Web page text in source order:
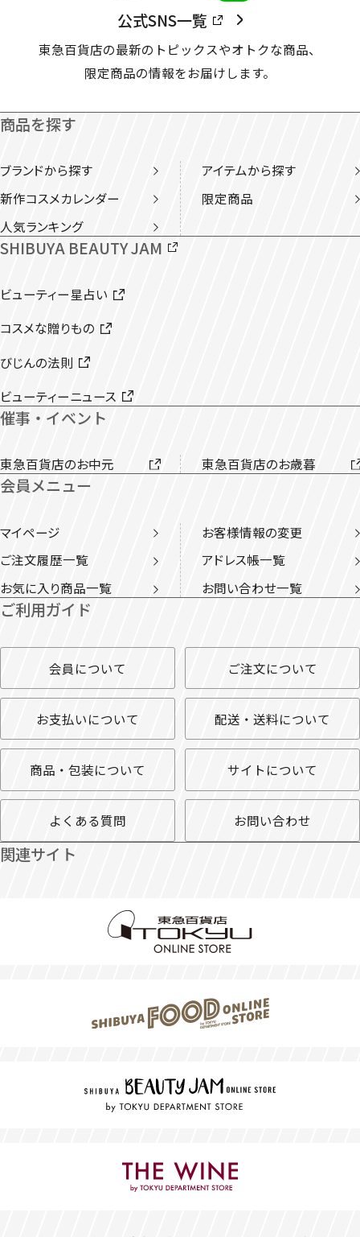
公式SNS一覧
東急百貨店の最新のトピックスやオトクな商品、
限定商品の情報をお届けします。
商品を探す
ブランドから探す
アイテムから探す
新作コスメカレンダー
限定商品
人気ランキング
SHIBUYA BEAUTY JAM
ビューティー星占い
コスメな贈りもの
びじんの法則
ビューティーニュース
催事・イベント
東急百貨店のお中元 東急百貨店のお歳暮
会員メニュー
マイページ
お客様情報の変更
ご注文履歴一覧
アドレス帳一覧
お気に入り商品一覧
お問い合わせ一覧
ご利用ガイド
会員について ご注文について
お支払いについて 配送・送料について
商品・包装について サイトについて
よくある質問 お問い合わせ
関連サイト